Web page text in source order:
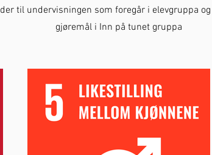
til undervisningen som foregår i elevgruppa
gjøremål i Inn på tunet gruppa